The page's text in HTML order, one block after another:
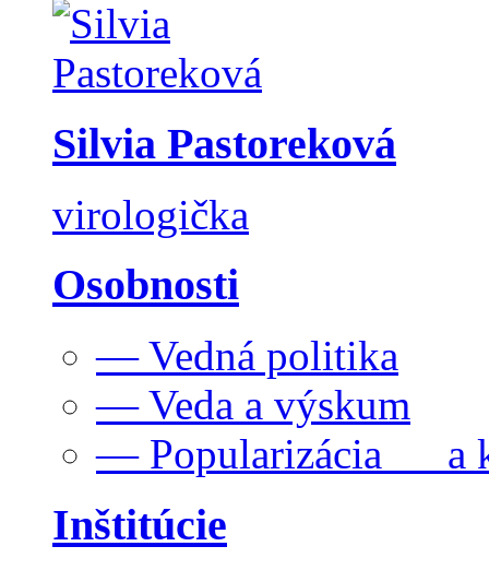
Silvia Pastoreková
virologička
Osobnosti
— Vedná politika
— Veda a výskum
— Popularizácia a
Inštitúcie